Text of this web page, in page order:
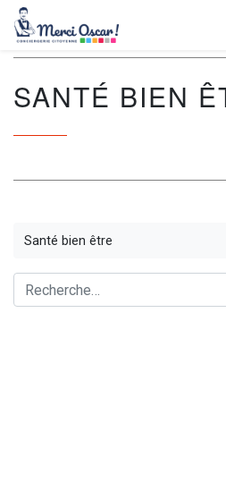
SANTÉ BIEN
Santé bien être